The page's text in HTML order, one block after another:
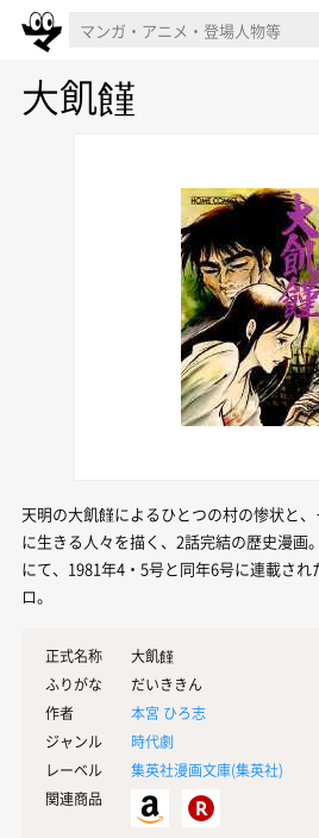
大飢饉
天明の大飢饉によるひとつの村の惨状と
に生きる人々を描く、2話完結の歴史漫画
にて、1981年4・5号と同年6号に連載さ
ロ。
正式名称
大飢饉
ふりがな
だいききん
作者
本宮 ひろ志
ジャンル
時代劇
レーベル
集英社漫画文庫(集英社)
関連商品